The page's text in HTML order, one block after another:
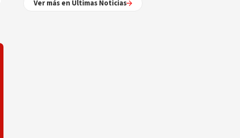
Ver más en Últimas Noticias